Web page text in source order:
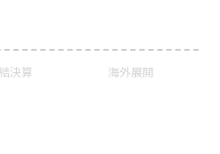
決算 海外展開